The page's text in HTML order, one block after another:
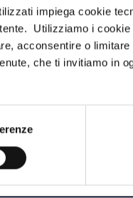
impiega cookie
Utilizziamo i
acconsentire o
che ti invitiamo in
18:00
19:00